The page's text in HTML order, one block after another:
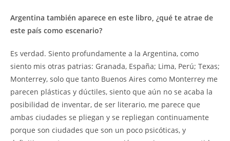
Argentina también aparece en este libro, ¿qué te atrae de
este país como escenario?
Es verdad. Siento profundamente a la Argentina, como
siento mis otras patrias: Granada, España; Lima, Perú; Texas;
Monterrey, solo que tanto Buenos Aires como Monterrey me
parecen plásticas y dúctiles, siento que aún no se acaba la
posibilidad de inventar, de ser literario, me parece que
ambas ciudades se pliegan y se repliegan continuamente
porque son ciudades que son un poco psicóticas, y